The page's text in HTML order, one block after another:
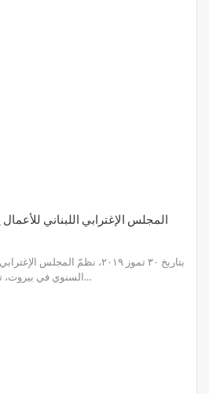
المجلس الإغترابي اللبناني
بتاريخ ٣٠ تموز ٢٠١٩، نظمّ
السنوي في…